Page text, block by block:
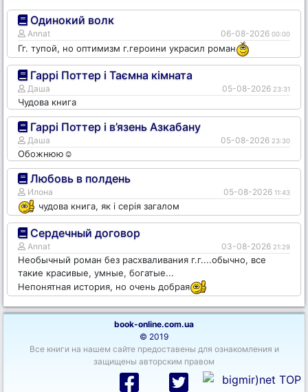
Одинокий волк
Annat 06-08-2026 00:00
Гг. тупой, но оптимизм г.героини украсил роман
Гаррі Поттер і Таємна кімната
Даша 05-08-2026 23:31
Чудова книга
Гаррі Поттер і в’язень Азкабану
Даша 05-08-2026 23:30
Обожнюю☺️
Любовь в полдень
Илона 05-08-2026 11:43
чудова книга, як і серія загалом
Сердечный договор
Annat 03-08-2026 21:29
Необычный роман без расхваливания г.г....обычно, все
такие красивые, умные, богатые...
Непонятная история, но очень добрая
book-online.com.ua
© 2019
Все книги на нашем сайте предоставены для ознакомления и
защищены авторским правом